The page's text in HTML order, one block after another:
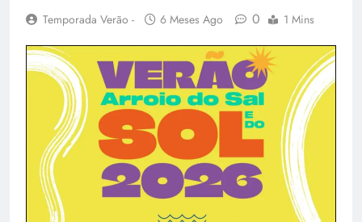
Temporada Verão - 6 Meses Ago 0 1 Mins